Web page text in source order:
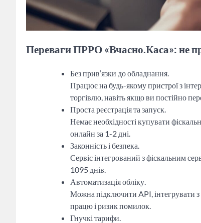
Переваги ПРРО «Вчасно.Каса»: не
Без прив’язки до обладнання.
Працює на будь-якому пристрої з
торгівлю, навіть якщо ви постійно
Проста реєстрація та запуск.
Немає необхідності купувати
онлайн за 1-2 дні.
Законність і безпека.
Сервіс інтегрований з фіскальним
1095 днів.
Автоматизація обліку.
Можна підключити API, інтегрувати
працю і ризик помилок.
Гнучкі тарифи.